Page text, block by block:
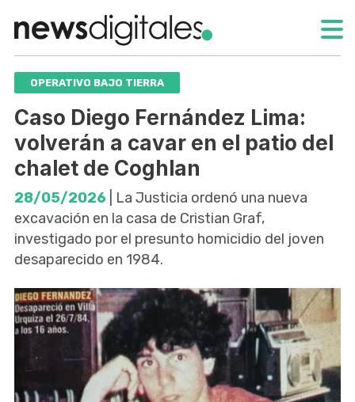
OPERATIVO BAJO TIERRA
Caso Diego Fernández Lima:
volverán a cavar en el patio del
chalet de Coghlan
28/05/2026 | La Justicia ordenó una nueva
excavación en la casa de Cristian Graf,
investigado por el presunto homicidio del joven
desaparecido en 1984.